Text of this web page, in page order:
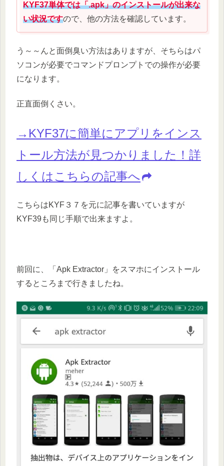
KYF37単体では「.apk」のインストールが出来な
い状況ですので、他の方法を確認しています。
う～～んと面倒臭い方法はありますが、そちらはパ
ソコンが必要でコマンドプロンプトでの操作が必要
になります。
正直面倒くさい。
→KYF37に簡単にアプリをインス
トール方法が見つかりました！詳
しくはこちらの記事へ
こちらはKYF３７を元に記事を書いていますが
KYF39も同じ手順で出来ますよ。
前回に、「Apk Extractor」をスマホにインストール
するところまで行きましたね。